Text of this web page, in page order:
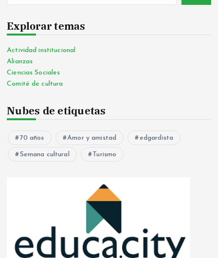
Explorar temas
Actividad institucional
Alianzas
Ciencias Sociales
Comité de cultura
Nubes de etiquetas
70 años Amor y amistad edgardista
Semana cultural Turismo